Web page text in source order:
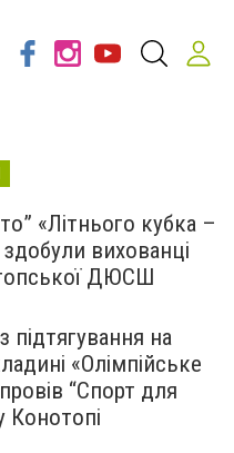
«Літнього кубка –
вихованці
ДЮСШ
підтягування на
«Олімпійське
“Спорт для
Конотопі